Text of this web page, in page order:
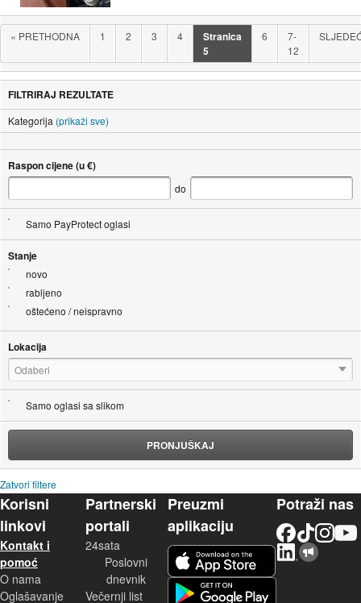
« PRETHODNA 1 2 3 4
Stranica
5
6
7-
12
FILTRIRAJ REZULTATE
Kategorija (prikaži sve)
Raspon cijene (u €)
do
Samo PayProtect oglasi
Stanje
novo
rabljeno
oštećeno / neispravno
Lokacija
Odaberi
Samo oglasi sa slikom
PRONJUŠKAJ
Zatvori filtere
Korisni
linkovi
Kontakt i
pomoć
O nama
Oglašavanje
Partnerski
portali
24sata
Poslovni
dnevnik
Večernji list
Preuzmi
aplikaciju
Potraži nas